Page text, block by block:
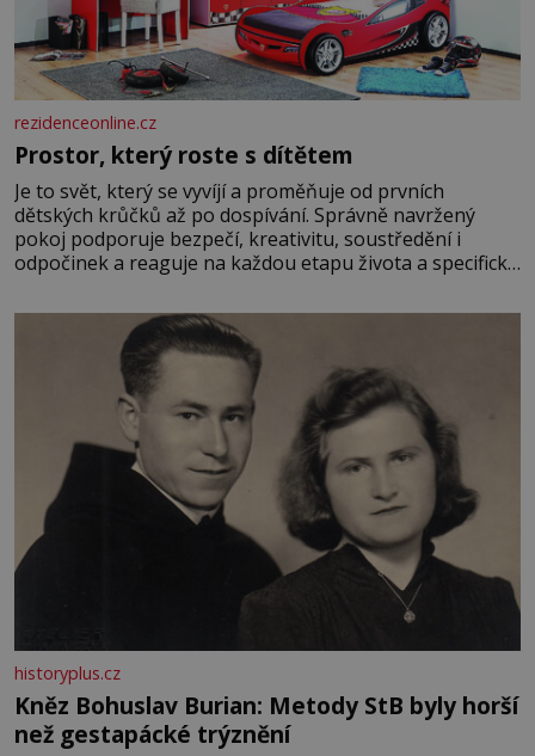
rezidenceonline.cz
Prostor, který roste s dítětem
Je to svět, který se vyvíjí a proměňuje od prvních
dětských krůčků až po dospívání. Správně navržený
pokoj podporuje bezpečí, kreativitu, soustředění i
odpočinek a reaguje na každou etapu života a specifické
měkkost a bezpečí, proto by pokoj miminka měl působit
především klidně a útulně. Předškolní věk je
historyplus.cz
Kněz Bohuslav Burian: Metody StB byly horší
než gestapácké trýznění